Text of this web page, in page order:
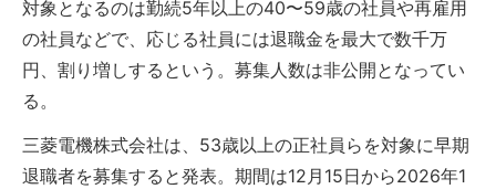
対象となるのは勤続5年以上の40〜59歳の社員や再雇用
の社員などで、応じる社員には退職金を最大で数千万
円、割り増しするという。募集人数は非公開となってい
る。
三菱電機株式会社は、53歳以上の正社員らを対象に早期
退職者を募集すると発表。期間は12月15日から2026年1